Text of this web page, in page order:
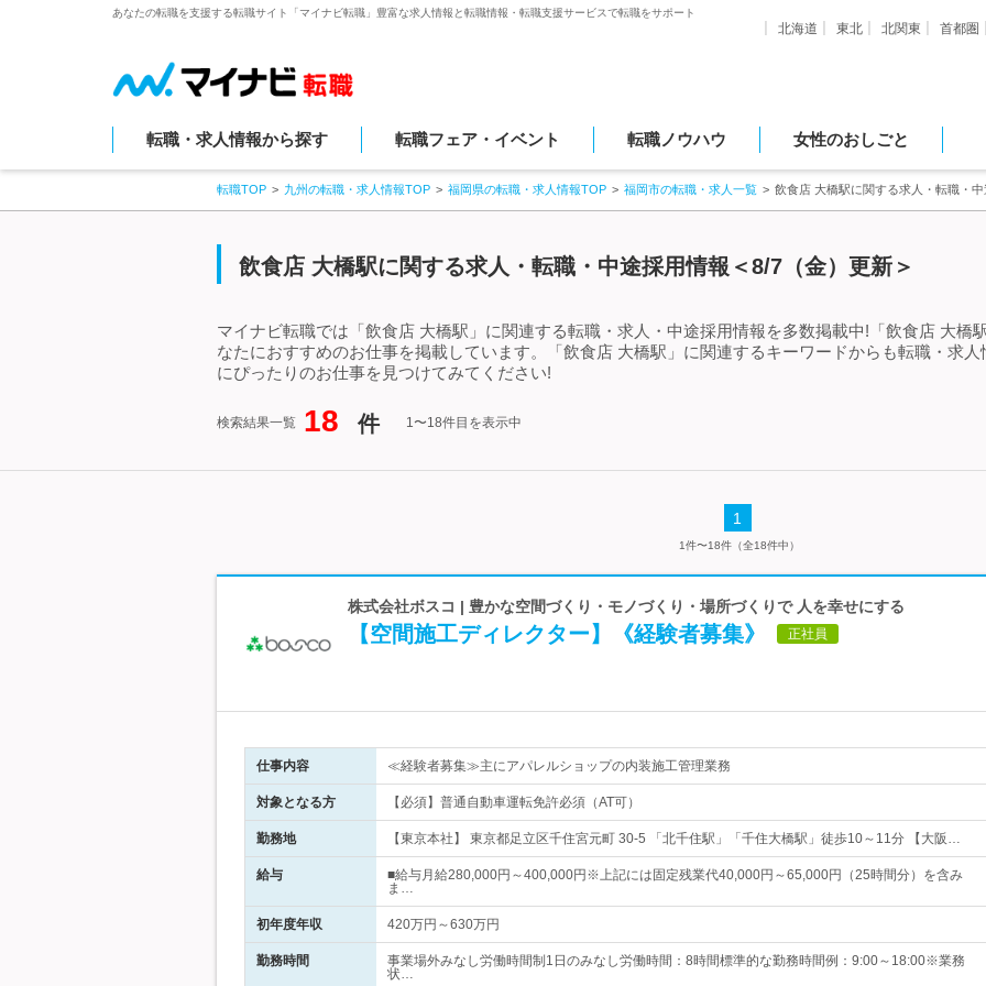
あなたの転職を支援する転職サイト「マイナビ転職」豊富な求人情報と転職情報・転職支援サービスで転職をサポート
北海道 東北 北関東 首都圏
転職・求人情報から探す 転職フェア・イベント 転職ノウハウ 女性のおしごと
転職TOP 九州の転職・求人情報TOP 福岡県の転職・求人情報TOP 福岡市の転職・求人一覧 飲食店 大橋駅に関する求人・転職・
飲食店 大橋駅に関する求人・転職・中途採用情報＜8/7（金）更新＞
マイナビ転職では「飲食店 大橋駅」に関連する転職・求人・中途採用情報を多数掲載中!「飲食店 大橋
なたにおすすめのお仕事を掲載しています。「飲食店 大橋駅」に関連するキーワードからも転職・求
にぴったりのお仕事を見つけてみてください!
検索結果一覧 18 件 1〜18件目を表示中
1
1件〜18件（全18件中）
株式会社ボスコ | 豊かな空間づくり・モノづくり・場所づくりで 人を幸せにする
【空間施工ディレクター】《経験者募集》 正社員
仕事内容 ≪経験者募集≫主にアパレルショップの内装施工管理業務
対象となる方 【必須】普通自動車運転免許必須（AT可）
勤務地 【東京本社】 東京都足立区千住宮元町 30-5 「北千住駅」「千住大橋駅」徒歩10～11分 【大阪…
給与
■給与月給280,000円～400,000円※上記には固定残業代40,000円～65,000円（25時間分）を含み
ま…
初年度年収 420万円～630万円
勤務時間
事業場外みなし労働時間制1日のみなし労働時間：8時間標準的な勤務時間例：9:00～18:00※業務
状…